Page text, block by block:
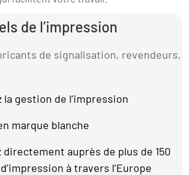
de l’impression
de signalisation, revendeurs,
gestion de l’impression
marque blanche
directement auprès de plus de 150
à travers l’Europe